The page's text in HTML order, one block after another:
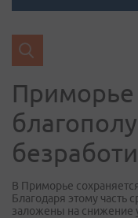
Приморье
В Приморье
Благодаря этому часть
заложены на снижение